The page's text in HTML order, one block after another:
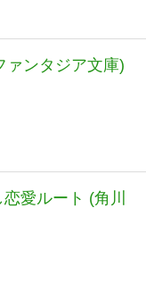
ァンタジア文庫)
愛ルート (角川